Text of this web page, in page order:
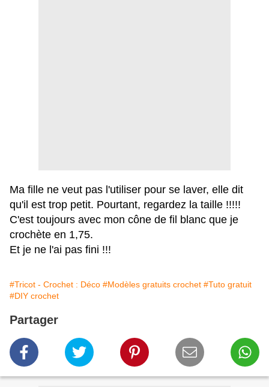
Ma fille ne veut pas l'utiliser pour se laver, elle dit
qu'il est trop petit. Pourtant, regardez la taille !!!!!
C'est toujours avec mon cône de fil blanc que je
crochète en 1,75.
Et je ne l'ai pas fini !!!
#Tricot - Crochet : Déco #Modèles gratuits crochet #Tuto gratuit
#DIY crochet
Partager